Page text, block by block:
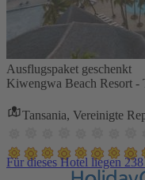
Ausflugspaket geschenkt
Kiwengwa Beach Resort -
Tansania, Vereinigte
Für dieses Hotel liegen